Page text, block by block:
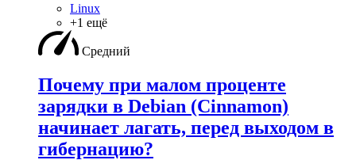
Linux
+1 ещё
Средний
Почему при малом проценте
зарядки в Debian (Cinnamon)
начинает лагать, перед выходом в
гибернацию?